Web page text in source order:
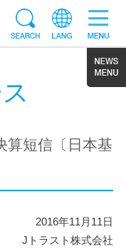
算短信〔日本基
2016年11月11日
Jトラスト株式会社